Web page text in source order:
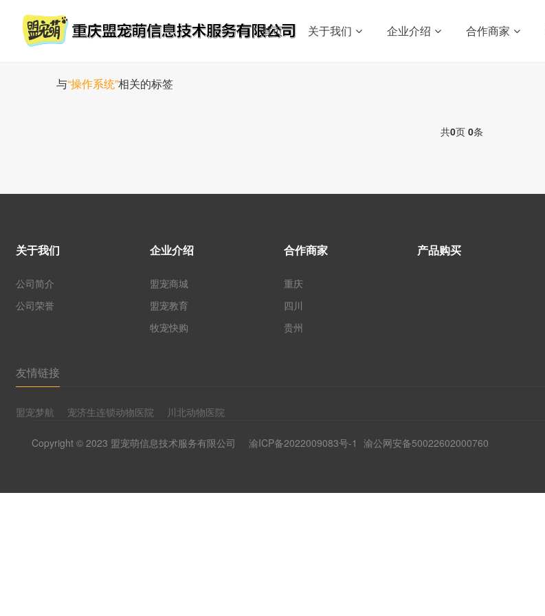
首页 关于我们 企业介绍 合作商家
与“操作系统”相关的标签
共0页 0条
关于我们
公司简介
公司荣誉
企业介绍
盟宠商城
盟宠教育
牧宠快购
合作商家
重庆
四川
贵州
产品购买
友情链接
盟宠梦航 宠济生连锁动物医院 川北动物医院
Copyright © 2023 盟宠萌信息技术服务有限公司 渝ICP备2022009083号-1 渝公网安备50022602000760